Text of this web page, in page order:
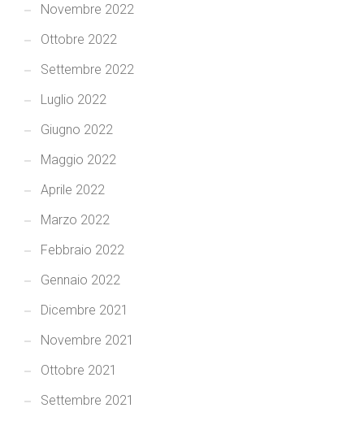
Novembre 2022
Ottobre 2022
Settembre 2022
Luglio 2022
Giugno 2022
Maggio 2022
Aprile 2022
Marzo 2022
Febbraio 2022
Gennaio 2022
Dicembre 2021
Novembre 2021
Ottobre 2021
Settembre 2021